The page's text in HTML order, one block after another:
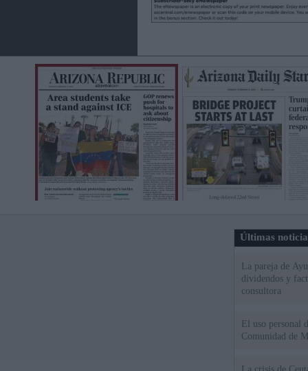
Últimas
La pareja de
dividendos y
consultora
El uso personal
Comunidad de